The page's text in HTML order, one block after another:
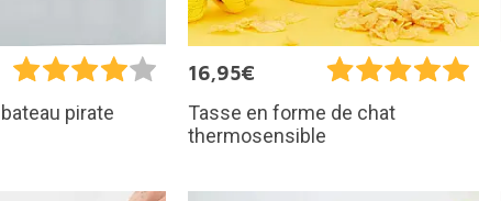
pirate
16,95€
Tasse en forme de chat
thermosensible